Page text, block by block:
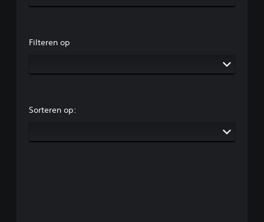
Filteren op
Sorteren op: